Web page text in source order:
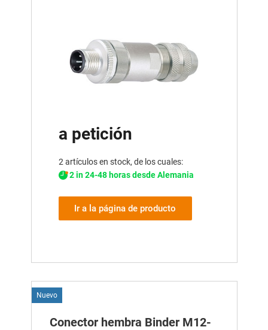
a petición
2 artículos en stock, de los cuales:
2 in 24-48 horas desde Alemania
Ir a la página de producto
Nuevo
Conector hembra Binder M12-